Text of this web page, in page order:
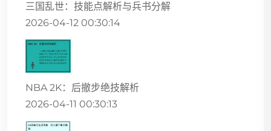
三国乱世：技能点解析与兵书分解
2026-04-12 00:30:14
NBA 2K：后撤步绝技解析
2026-04-11 00:30:13